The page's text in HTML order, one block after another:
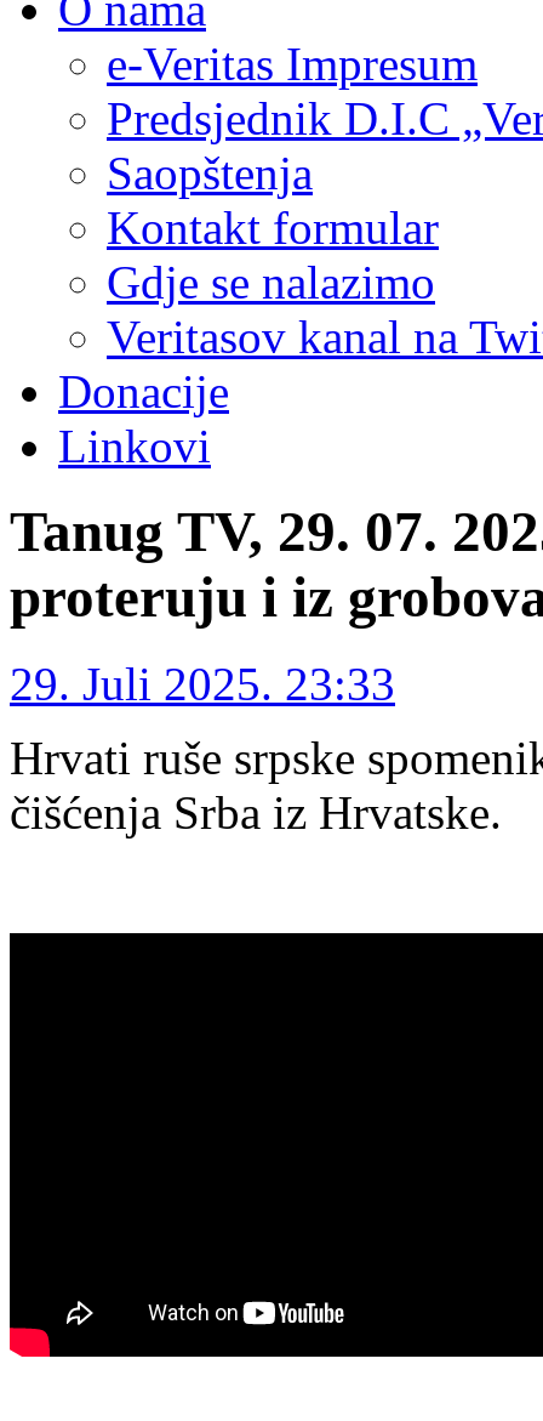
e-Veritas Impresum
Predsjednik D.I.C
Saopštenja
Kontakt formular
Gdje se nalazimo
Veritasov kanal na
Donacije
Linkovi
Tanug TV, 29. 07.
proteruju i iz
29. Juli 2025. 23:33
Hrvati ruše srpske
čišćenja Srba iz Hrvatske.